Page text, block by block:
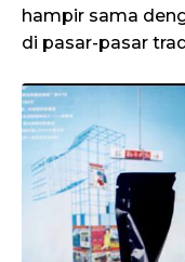
hampir sama
di pasar-pasar